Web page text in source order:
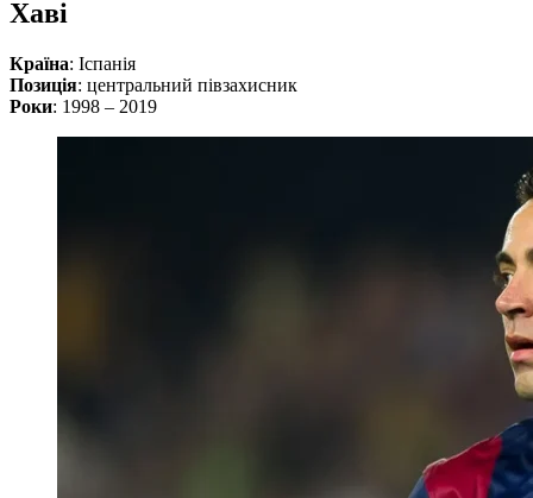
Хаві
Країна: Іспанія
Позиція: центральний півзахисник
Роки: 1998 – 2019